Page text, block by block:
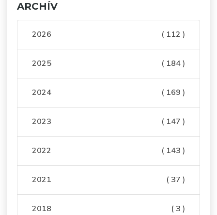
ARCHÍV
2026 ( 112 )
2025 ( 184 )
2024 ( 169 )
2023 ( 147 )
2022 ( 143 )
2021 ( 37 )
2018 ( 3 )